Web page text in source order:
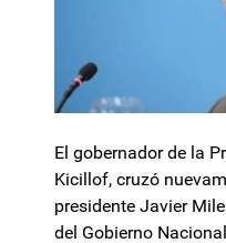
El gobernador de la
Kicillof, cruzó
presidente Javier
del Gobierno